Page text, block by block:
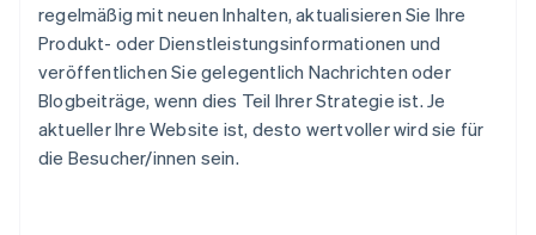
regelmäßig mit neuen Inhalten, aktualisieren Sie Ihre
Produkt- oder Dienstleistungsinformationen und
veröffentlichen Sie gelegentlich Nachrichten oder
Blogbeiträge, wenn dies Teil Ihrer Strategie ist. Je
aktueller Ihre Website ist, desto wertvoller wird sie für
die Besucher/innen sein.